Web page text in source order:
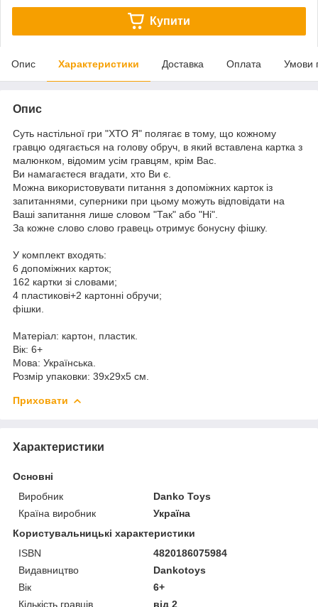
Купити
Опис Характеристики Доставка Оплата Умови
Опис
Суть настільної гри "ХТО Я" полягає в тому, що кожному
гравцю одягається на голову обруч, в який вставлена картка з
малюнком, відомим усім гравцям, крім Вас.
Ви намагаєтеся вгадати, хто Ви є.
Можна використовувати питання з допоміжних карток із
запитаннями, суперники при цьому можуть відповідати на
Ваші запитання лише словом "Так" або "Ні".
За кожне слово слово гравець отримує бонусну фішку.
У комплект входять:
6 допоміжних карток;
162 картки зі словами;
4 пластикові+2 картонні обручи;
фішки.
Матеріал: картон, пластик.
Вік: 6+
Мова: Українська.
Розмір упаковки: 39х29х5 см.
Приховати
Характеристики
Основні
Виробник
Danko Toys
Країна виробник
Україна
Користувальницькі характеристики
ISBN
4820186075984
Видавництво
Dankotoys
Вік
6+
Кількість гравців
від 2